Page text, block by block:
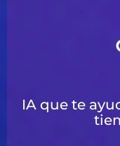
IA que te